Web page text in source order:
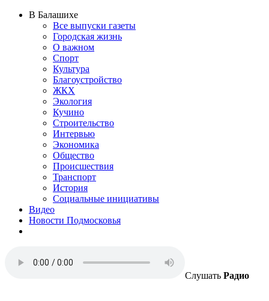
В Балашихе
Все выпуски газеты
Городская жизнь
О важном
Спорт
Культура
Благоустройство
ЖКХ
Экология
Кучино
Строительство
Интервью
Экономика
Общество
Происшествия
Транспорт
История
Социальные инициативы
Видео
Новости Подмосковья
Слушать Радио